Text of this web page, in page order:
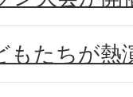
もたちが熱